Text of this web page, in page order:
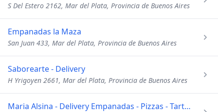
S Del Estero 2162, Mar del Plata, Provincia de Buenos Aires
Empanadas la Maza
San Juan 433, Mar del Plata, Provincia de Buenos Aires
Saborearte - Delivery
H Yrigoyen 2661, Mar del Plata, Provincia de Buenos Aires
Maria Alsina - Delivery Empanadas - Pizzas - Tartas